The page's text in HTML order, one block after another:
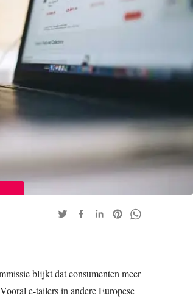
blijkt dat consumenten meer
e-tailers in andere Europese